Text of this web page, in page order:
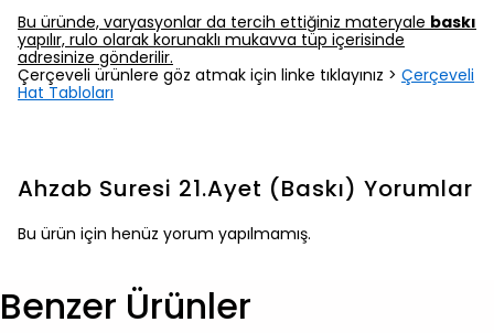
Bu üründe, varyasyonlar da tercih ettiğiniz materyale baskı
yapılır, rulo olarak korunaklı mukavva tüp içerisinde
adresinize gönderilir.
Çerçeveli ürünlere göz atmak için linke tıklayınız > Çerçeveli
Hat Tabloları
Ahzab Suresi 21.Ayet (Baskı) Yorumlar
Bu ürün için henüz yorum yapılmamış.
Benzer Ürünler